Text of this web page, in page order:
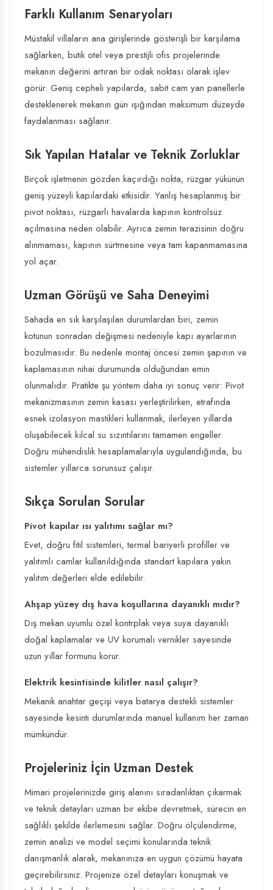
Farklı Kullanım Senaryoları
Müstakil villaların ana girişlerinde gösterişli bir karşılama
sağlarken, butik otel veya prestijli ofis projelerinde
mekanın değerini artıran bir odak noktası olarak işlev
görür. Geniş cepheli yapılarda, sabit cam yan panellerle
desteklenerek mekanın gün ışığından maksimum düzeyde
faydalanması sağlanır.
Sık Yapılan Hatalar ve Teknik Zorluklar
Birçok işletmenin gözden kaçırdığı nokta, rüzgar yükünün
geniş yüzeyli kapılardaki etkisidir. Yanlış hesaplanmış bir
pivot noktası, rüzgarlı havalarda kapının kontrolsüz
açılmasına neden olabilir. Ayrıca zemin terazisinin doğru
alınmaması, kapının sürtmesine veya tam kapanmamasına
yol açar.
Uzman Görüşü ve Saha Deneyimi
Sahada en sık karşılaşılan durumlardan biri, zemin
kotunun sonradan değişmesi nedeniyle kapı ayarlarının
bozulmasıdır. Bu nedenle montaj öncesi zemin şapının ve
kaplamasının nihai durumunda olduğundan emin
olunmalıdır. Pratikte şu yöntem daha iyi sonuç verir: Pivot
mekanizmasının zemin kasası yerleştirilirken, etrafında
esnek izolasyon mastikleri kullanmak, ilerleyen yıllarda
oluşabilecek kılcal su sızıntılarını tamamen engeller.
Doğru mühendislik hesaplamalarıyla uygulandığında, bu
sistemler yıllarca sorunsuz çalışır.
Sıkça Sorulan Sorular
Pivot kapılar ısı yalıtımı sağlar mı?
Evet, doğru fitil sistemleri, termal bariyerli profiller ve
yalıtımlı camlar kullanıldığında standart kapılara yakın
yalıtım değerleri elde edilebilir.
Ahşap yüzey dış hava koşullarına dayanıklı mıdır?
Dış mekan uyumlu özel kontrplak veya suya dayanıklı
doğal kaplamalar ve UV korumalı vernikler sayesinde
uzun yıllar formunu korur.
Elektrik kesintisinde kilitler nasıl çalışır?
Mekanik anahtar geçişi veya batarya destekli sistemler
sayesinde kesinti durumlarında manuel kullanım her zaman
mümkündür.
Projeleriniz İçin Uzman Destek
Mimari projelerinizde giriş alanını sıradanlıktan çıkarmak
ve teknik detayları uzman bir ekibe devretmek, sürecin en
sağlıklı şekilde ilerlemesini sağlar. Doğru ölçülendirme,
zemin analizi ve model seçimi konularında teknik
danışmanlık alarak, mekanınıza en uygun çözümü hayata
geçirebilirsiniz. Projenize özel detayları konuşmak ve